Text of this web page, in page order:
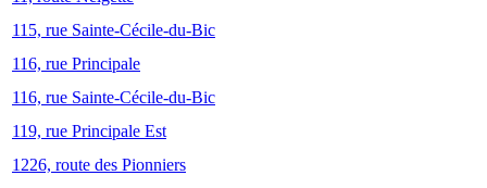
115, rue Sainte-Cécile-du-Bic
116, rue Principale
116, rue Sainte-Cécile-du-Bic
119, rue Principale Est
1226, route des Pionniers